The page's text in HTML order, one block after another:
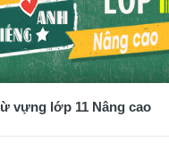
vựng lớp 11 Nâng cao